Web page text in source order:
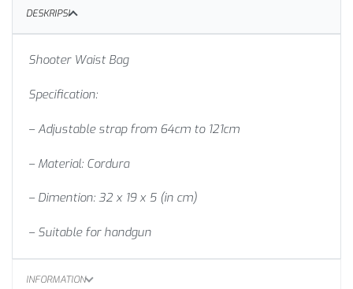
DESKRIPSI
Shooter Waist Bag
Specification:
– Adjustable strap from 64cm to 121cm
– Material: Cordura
– Dimention: 32 x 19 x 5 (in cm)
– Suitable for handgun
INFORMATION